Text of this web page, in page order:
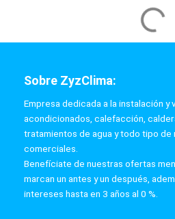
Sobre ZyzClima:
Empresa dedicada a la instalación y
acondicionados, calefacción,
tratamientos de agua y todo tipo
comerciales.
Benefíciate de nuestras ofertas
marcan un antes y un después,
intereses hasta en 3 años al 0 %.